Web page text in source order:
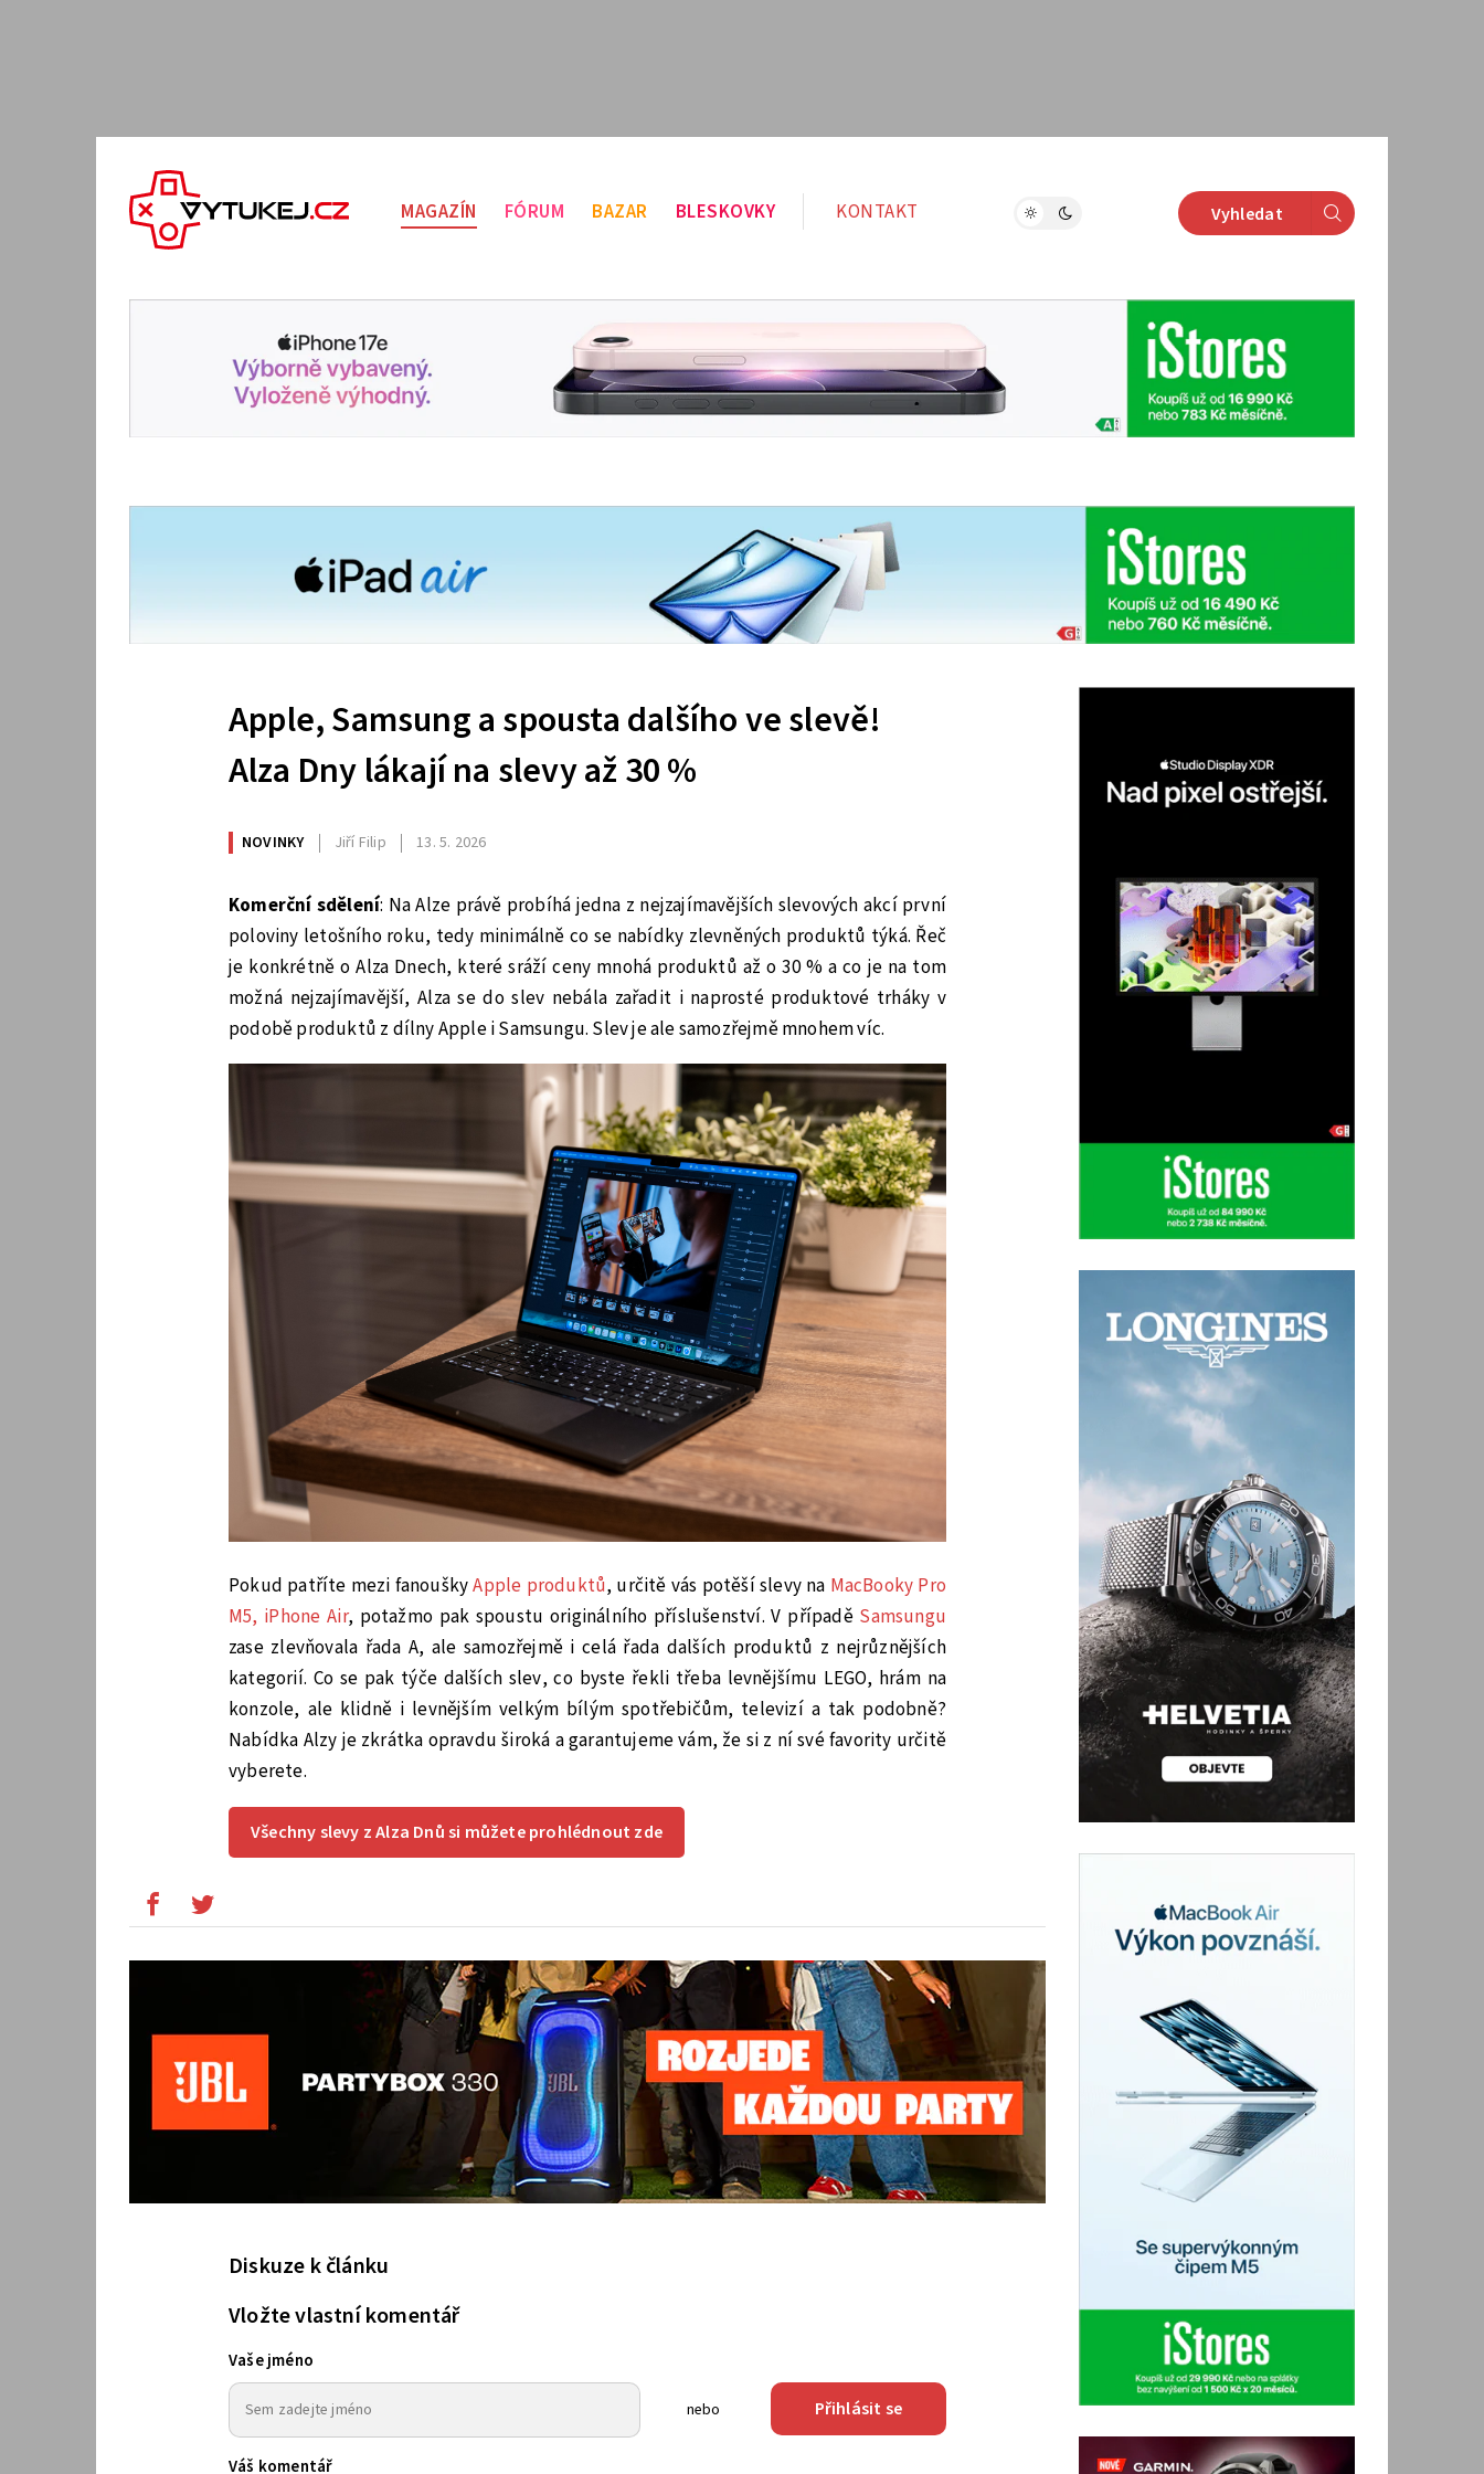
MAGAZÍN FÓRUM BAZAR BLESKOVKY KONTAKT Vyhledat
Apple, Samsung a spousta dalšího ve slevě!
Alza Dny lákají na slevy až 30 %
NOVINKY Jiří Filip 13. 5. 2026
Komerční sdělení: Na Alze právě probíhá jedna z nejzajímavějších slevových akcí první
poloviny letošního roku, tedy minimálně co se nabídky zlevněných produktů týká. Řeč
je konkrétně o Alza Dnech, které sráží ceny mnohá produktů až o 30 % a co je na tom
možná nejzajímavější, Alza se do slev nebála zařadit i naprosté produktové trháky v
podobě produktů z dílny Apple i Samsungu. Slev je ale samozřejmě mnohem víc.
Pokud patříte mezi fanouškyApple produktů, určitě vás potěší slevy na MacBooky Pro
M5, iPhone Air, potažmo pak spoustu originálního příslušenství. V případě Samsungu
zase zlevňovala řada A, ale samozřejmě i celá řada dalších produktů z nejrůznějších
kategorií. Co se pak týče dalších slev, co byste řekli třeba levnějšímu LEGO, hrám na
konzole, ale klidně i levnějším velkým bílým spotřebičům, televizí a tak podobně?
Nabídka Alzy je zkrátka opravdu široká a garantujeme vám, že si z ní své favority určitě
vyberete.
Všechny slevy z Alza Dnů si můžete prohlédnout zde
Diskuze k článku
Vložte vlastní komentář
Vaše jméno
nebo Přihlásit se
Váš komentář